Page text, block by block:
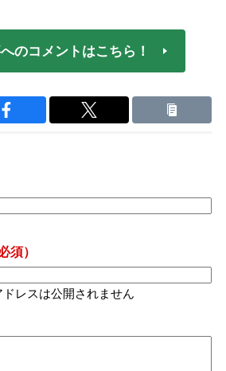
のコメントはこちら！
須）
レスは公開されません